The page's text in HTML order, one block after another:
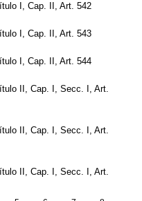
I, Cap. II, Art. 542
I, Cap. II, Art. 543
I, Cap. II, Art. 544
II, Cap. I, Secc. I, Art.
II, Cap. I, Secc. I, Art.
II, Cap. I, Secc. I, Art.